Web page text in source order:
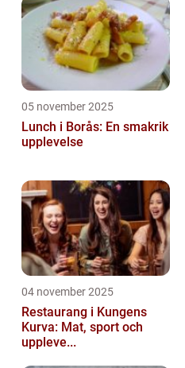
05 november 2025
Lunch i Borås: En smakrik
upplevelse
04 november 2025
Restaurang i Kungens
Kurva: Mat, sport och
uppleve...